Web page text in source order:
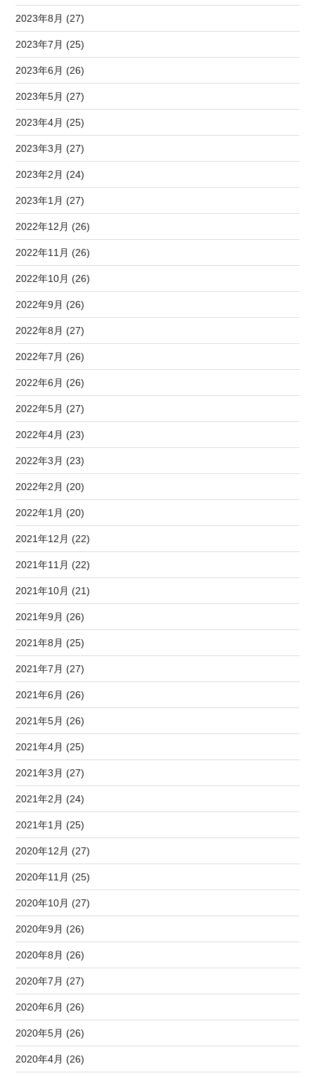
2023年8月 (27)
2023年7月 (25)
2023年6月 (26)
2023年5月 (27)
2023年4月 (25)
2023年3月 (27)
2023年2月 (24)
2023年1月 (27)
2022年12月 (26)
2022年11月 (26)
2022年10月 (26)
2022年9月 (26)
2022年8月 (27)
2022年7月 (26)
2022年6月 (26)
2022年5月 (27)
2022年4月 (23)
2022年3月 (23)
2022年2月 (20)
2022年1月 (20)
2021年12月 (22)
2021年11月 (22)
2021年10月 (21)
2021年9月 (26)
2021年8月 (25)
2021年7月 (27)
2021年6月 (26)
2021年5月 (26)
2021年4月 (25)
2021年3月 (27)
2021年2月 (24)
2021年1月 (25)
2020年12月 (27)
2020年11月 (25)
2020年10月 (27)
2020年9月 (26)
2020年8月 (26)
2020年7月 (27)
2020年6月 (26)
2020年5月 (26)
2020年4月 (26)